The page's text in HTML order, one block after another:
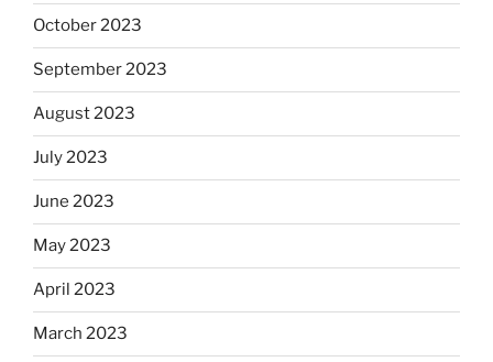
October 2023
September 2023
August 2023
July 2023
June 2023
May 2023
April 2023
March 2023